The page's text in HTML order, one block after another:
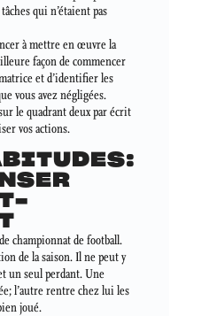
qui n’étaient pas
à mettre en œuvre la
façon de commencer
et d’identifier les
vous avez négligées.
le quadrant deux par écrit
vos actions.
championnat de football.
de la saison. Il ne peut y
un seul perdant. Une
l’autre rentre chez lui les
joué.